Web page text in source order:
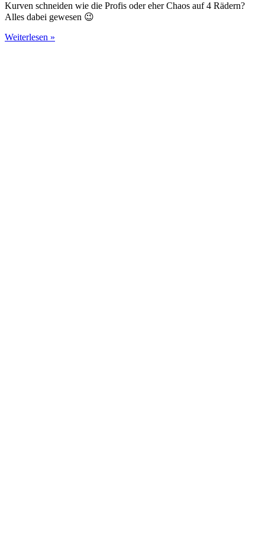
Kurven schneiden wie die Profis oder eher Chaos auf 4 Rädern?
Alles dabei gewesen 😉
Weiterlesen »